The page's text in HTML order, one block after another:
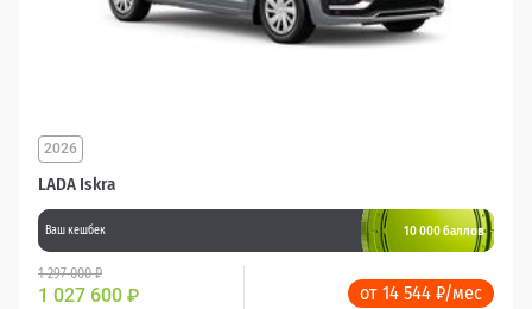
LADA Iskra
2026
Ваш кешбек 10 000 баллов
1 297 000 ₽
1 027 600 ₽ от 14 544 ₽/мес